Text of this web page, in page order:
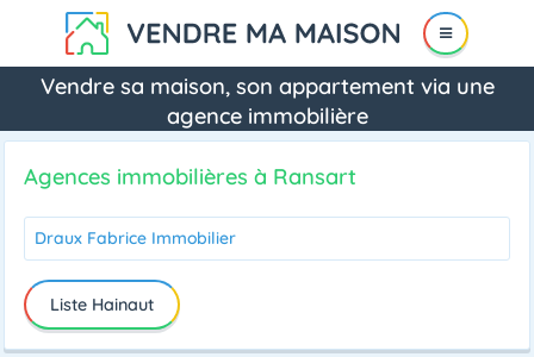
Vendre sa maison, son appartement via une
agence immobilière
Agences immobilières à Ransart
Draux Fabrice Immobilier
Liste Hainaut